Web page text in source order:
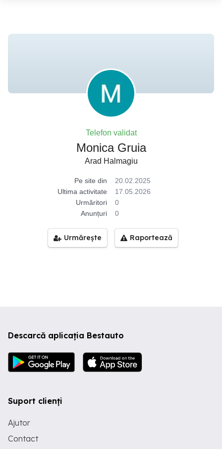
Telefon validat
Monica Gruia
Arad Halmagiu
Pe site din
20.02.2025
Ultima activitate
17.05.2026
Urmăritori
0
Anunțuri
0
Urmărește Raportează
Descarcă aplicația Bestauto
Suport clienți
Ajutor
Contact